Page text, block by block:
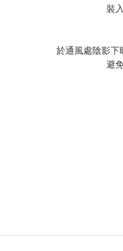
裝
於通風處陰影
避